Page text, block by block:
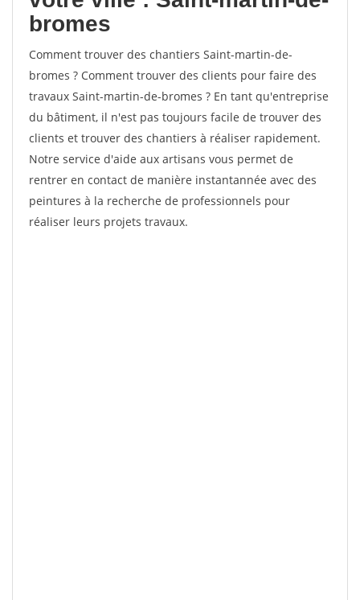
bromes
Comment trouver des chantiers Saint-martin-de-
bromes ? Comment trouver des clients pour faire des
travaux Saint-martin-de-bromes ? En tant qu'entreprise
du bâtiment, il n'est pas toujours facile de trouver des
clients et trouver des chantiers à réaliser rapidement.
Notre service d'aide aux artisans vous permet de
rentrer en contact de manière instantannée avec des
peintures à la recherche de professionnels pour
réaliser leurs projets travaux.